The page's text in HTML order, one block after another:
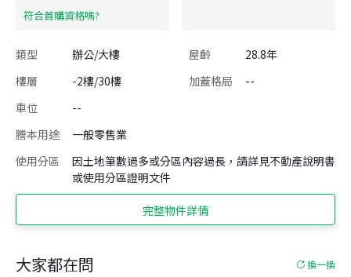
​符合首購資格嗎?
類型 辦公/大樓 屋齡
28.8年
樓層
-2樓/30樓 加蓋格局
--
車位
--
謄本用途
一般零售業
使用分區
因土地筆數過多或分區內容過長，請詳見不動產說明書
或使用分區證明文件
完整物件詳情
大家都在問 換一換